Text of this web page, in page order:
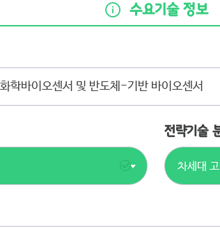
수요기술 정보
전략기술
차세대